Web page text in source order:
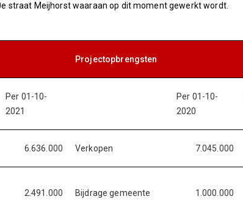
straat Meijhorst waaraan op dit moment gewerkt wordt.
Projectopbrengsten
Per 01-10-
2021
Per 01-10-
2020
6.636.000 Verkopen 7.045.000
2.491.000 Bijdrage gemeente 1.000.000